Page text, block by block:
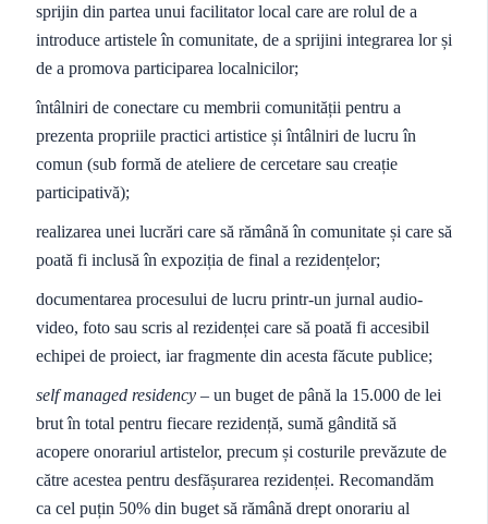
sprijin din partea unui facilitator local care are rolul de a
introduce artistele în comunitate, de a sprijini integrarea lor și
de a promova participarea localnicilor;
întâlniri de conectare cu membrii comunității pentru a
prezenta propriile practici artistice și întâlniri de lucru în
comun (sub formă de ateliere de cercetare sau creație
participativă);
realizarea unei lucrări care să rămână în comunitate și care să
poată fi inclusă în expoziția de final a rezidențelor;
documentarea procesului de lucru printr-un jurnal audio-
video, foto sau scris al rezidenței care să poată fi accesibil
echipei de proiect, iar fragmente din acesta făcute publice;
self managed residency– un buget de până la 15.000 de lei
brut în total pentru fiecare rezidență, sumă gândită să
acopere onorariul artistelor, precum și costurile prevăzute de
către acestea pentru desfășurarea rezidenței. Recomandăm
ca cel puțin 50% din buget să rămână drept onorariu al